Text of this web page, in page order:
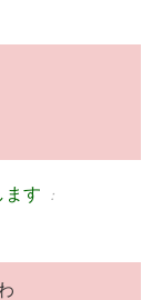
ます ：